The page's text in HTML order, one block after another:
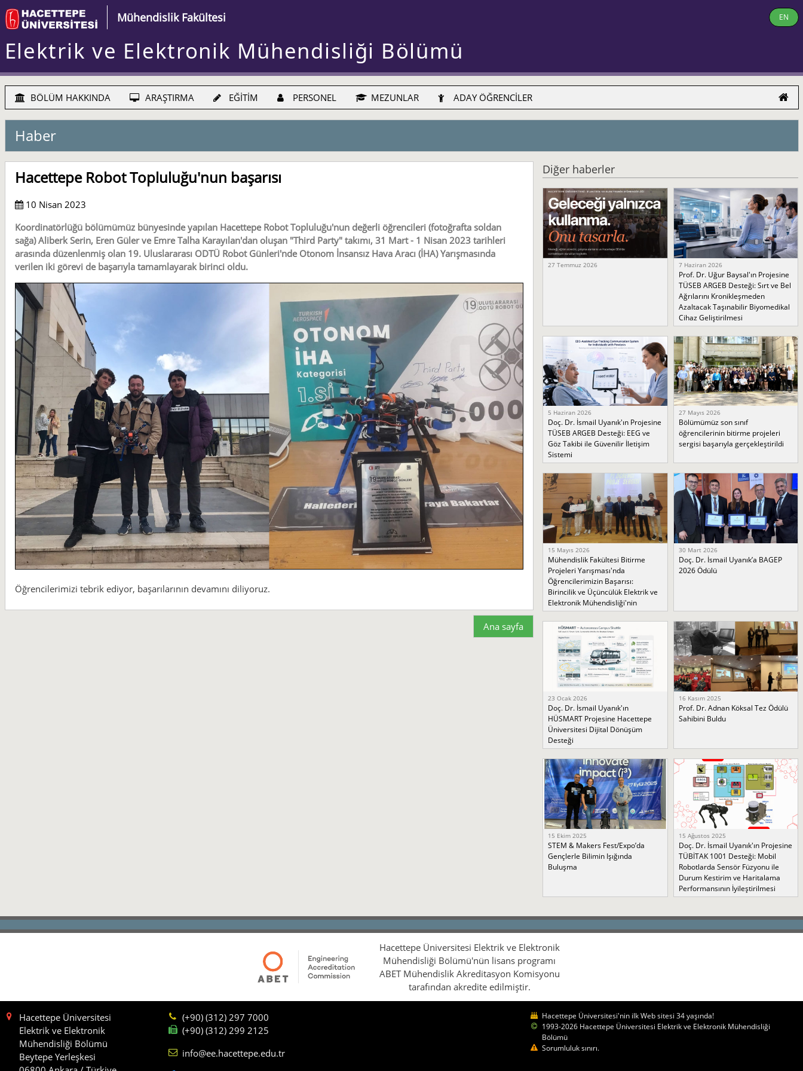
Mühendislik Fakültesi EN
Elektrik ve Elektronik Mühendisliği Bölümü
BÖLÜM HAKKINDA ARAŞTIRMA EĞİTİM PERSONEL MEZUNLAR ADAY ÖĞRENCİLER
Haber
Hacettepe Robot Topluluğu'nun başarısı
10 Nisan 2023
Koordinatörlüğü bölümümüz bünyesinde yapılan Hacettepe Robot Topluluğu'nun değerli öğrencileri (fotoğrafta soldan
sağa) Aliberk Serin, Eren Güler ve Emre Talha Karayılan'dan oluşan "Third Party" takımı, 31 Mart - 1 Nisan 2023 tarihleri
arasında düzenlenmiş olan 19. Uluslararası ODTÜ Robot Günleri'nde Otonom İnsansız Hava Aracı (İHA) Yarışmasında
verilen iki görevi de başarıyla tamamlayarak birinci oldu.
Öğrencilerimizi tebrik ediyor, başarılarının devamını diliyoruz.
Ana sayfa
Diğer haberler
27 Temmuz 2026 7 Haziran 2026
Prof. Dr. Uğur Baysal'ın Projesine
TÜSEB ARGEB Desteği: Sırt ve Bel
Ağrılarını Kronikleşmeden
Azaltacak Taşınabilir Biyomedikal
Cihaz Geliştirilmesi
5 Haziran 2026
Doç. Dr. İsmail Uyanık'ın Projesine
TÜSEB ARGEB Desteği: EEG ve
Göz Takibi ile Güvenilir İletişim
Sistemi
27 Mayıs 2026
Bölümümüz son sınıf
öğrencilerinin bitirme projeleri
sergisi başarıyla gerçekleştirildi
15 Mayıs 2026
Mühendislik Fakültesi Bitirme
Projeleri Yarışması'nda
Öğrencilerimizin Başarısı:
Birincilik ve Üçüncülük Elektrik ve
Elektronik Mühendisliği'nin
30 Mart 2026
Doç. Dr. İsmail Uyanık’a BAGEP
2026 Ödülü
23 Ocak 2026
Doç. Dr. İsmail Uyanık'ın
HÜSMART Projesine Hacettepe
Üniversitesi Dijital Dönüşüm
Desteği
16 Kasım 2025
Prof. Dr. Adnan Köksal Tez Ödülü
Sahibini Buldu
15 Ekim 2025
STEM & Makers Fest/Expo’da
Gençlerle Bilimin Işığında
Buluşma
15 Ağustos 2025
Doç. Dr. İsmail Uyanık'ın Projesine
TÜBİTAK 1001 Desteği: Mobil
Robotlarda Sensör Füzyonu ile
Durum Kestirim ve Haritalama
Performansının İyileştirilmesi
Hacettepe Üniversitesi Elektrik ve Elektronik
Mühendisliği Bölümü'nün lisans programı
ABET Mühendislik Akreditasyon Komisyonu
tarafından akredite edilmiştir.
Hacettepe Üniversitesi
Elektrik ve Elektronik
Mühendisliği Bölümü
Beytepe Yerleşkesi
(+90) (312) 297 7000
(+90) (312) 299 2125
info@ee.hacettepe.edu.tr
Hacettepe Üniversitesi'nin ilk Web sitesi 34 yaşında!
1993-2026 Hacettepe Üniversitesi Elektrik ve Elektronik Mühendisliği
Bölümü
Sorumluluk sınırı.